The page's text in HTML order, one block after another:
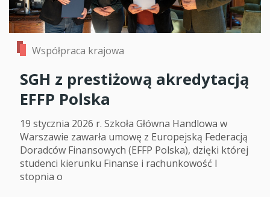
Współpraca krajowa
SGH z prestiżową akredytacją
EFFP Polska
19 stycznia 2026 r. Szkoła Główna Handlowa w
Warszawie zawarła umowę z Europejską Federacją
Doradców Finansowych (EFFP Polska), dzięki której
studenci kierunku Finanse i rachunkowość I
stopnia o